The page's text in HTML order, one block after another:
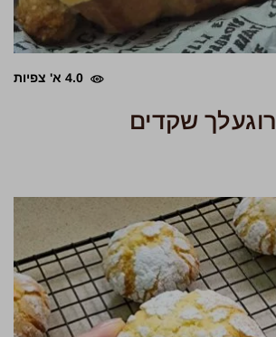
4.0 א' צפיות
רוגעלך שקדים